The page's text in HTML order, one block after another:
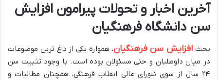
آخرین اخبار و تحولات پیرامون افزایش
سن دانشگاه فرهنگیان
بحث افزایش سن فرهنگیان، همواره یکی از داغ ترین موضوعات
در میان داوطلبان و حتی مسئولان بوده است. با وجود تثبیت سن
۲۴ سال از سوی شورای عالی انقلاب فرهنگی، همچنان مطالبات و